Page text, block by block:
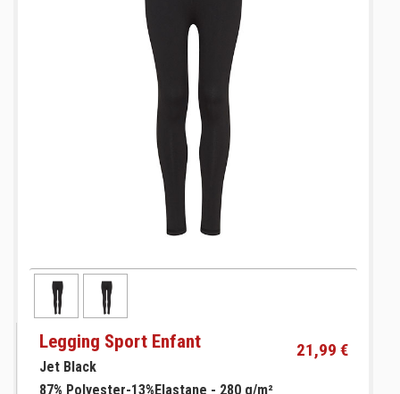
Legging Sport Enfant 21,99 €
Jet Black
87% Polyester-13%Elastane - 280 g/m²